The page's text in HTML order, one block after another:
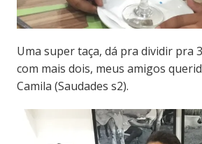
Uma super taça, dá pra dividir pra
com mais dois, meus amigos
Camila (Saudades s2).